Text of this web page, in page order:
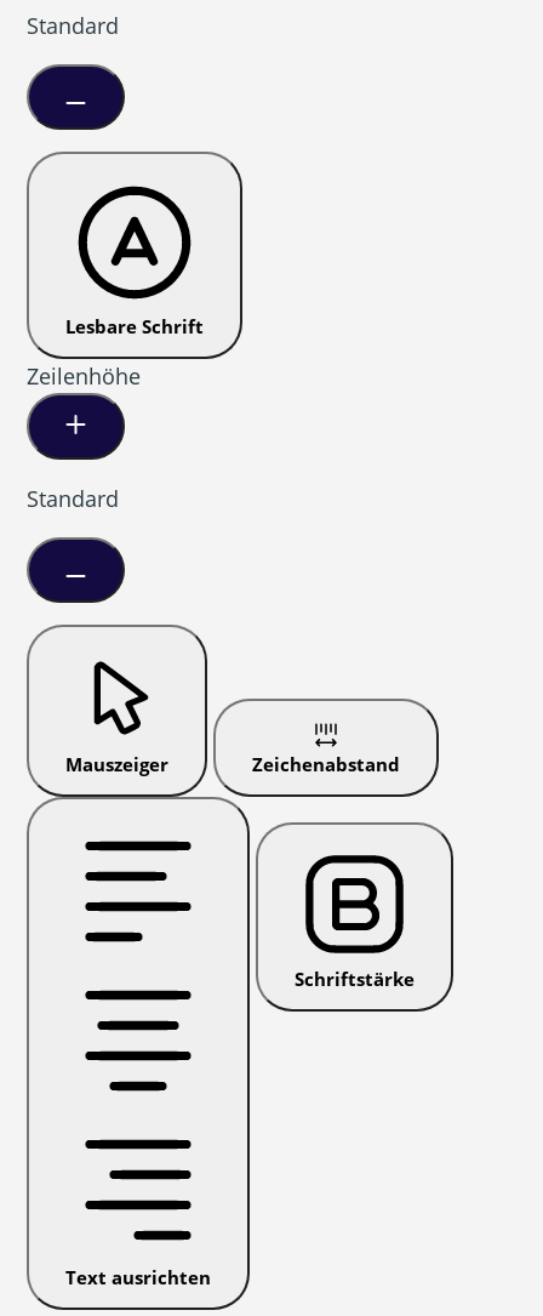
Standard
Lesbare Schrift
Zeilenhöhe
Standard
Mauszeiger Zeichenabstand
Text ausrichten
Schriftstärke